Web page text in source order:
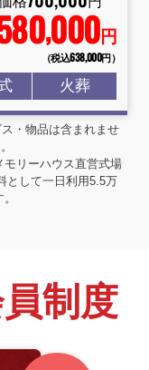
,000円
（税込638,000円）
火葬
・物品は含まれませ
リーハウス直営式場
として一日利用5.5万
制度